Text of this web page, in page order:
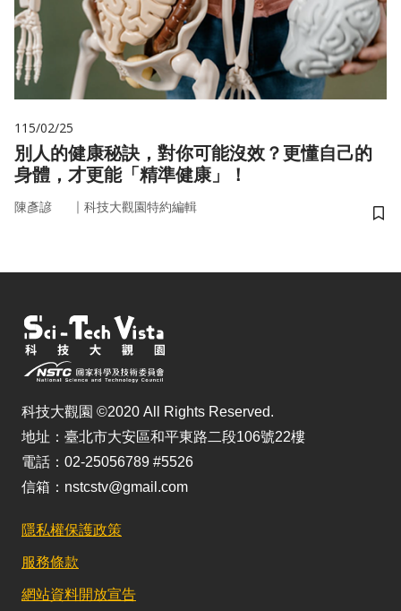
115/02/25
別人的健康秘訣，對你可能沒效？更懂自己的
身體，才更能「精準健康」！
陳彥諺 ｜ 科技大觀園特約編輯
儲
科技大觀園 ©2020 All Rights Reserved.
地址：臺北市大安區和平東路二段106號22樓
電話：02-25056789 #5526
信箱：nstcstv@gmail.com
隱私權保護政策
服務條款
網站資料開放宣告